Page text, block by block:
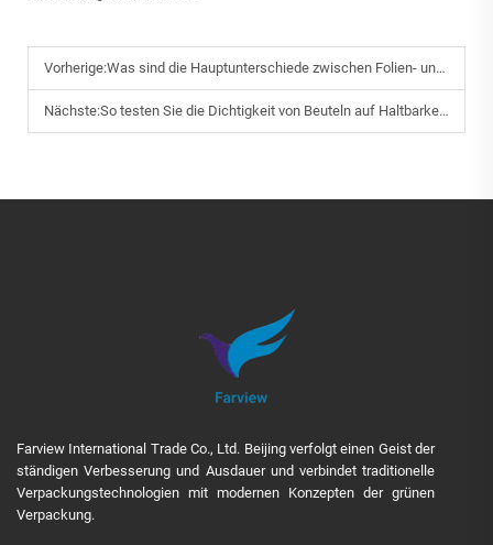
Vorherige:Was sind die Hauptunterschiede zwischen Folien- und Mylar-Taschen
Nächste:So testen Sie die Dichtigkeit von Beuteln auf Haltbarkeit in der industriellen Verpackung
Farview International Trade Co., Ltd. Beijing verfolgt einen Geist der
ständigen Verbesserung und Ausdauer und verbindet traditionelle
Verpackungstechnologien mit modernen Konzepten der grünen
Verpackung.